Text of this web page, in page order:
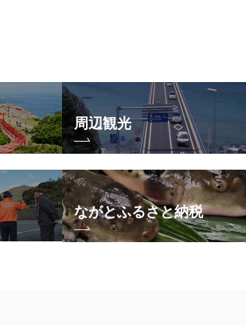
周辺観光
ながとふるさと納税